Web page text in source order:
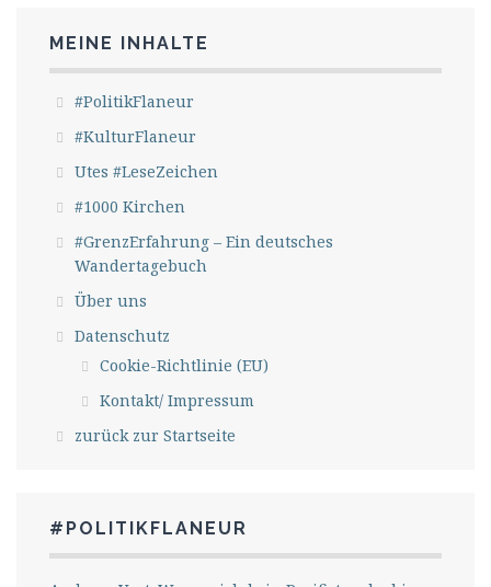
MEINE INHALTE
#PolitikFlaneur
#KulturFlaneur
Utes #LeseZeichen
#1000 Kirchen
#GrenzErfahrung – Ein deutsches
Wandertagebuch
Über uns
Datenschutz
Cookie-Richtlinie (EU)
Kontakt/ Impressum
zurück zur Startseite
#POLITIKFLANEUR